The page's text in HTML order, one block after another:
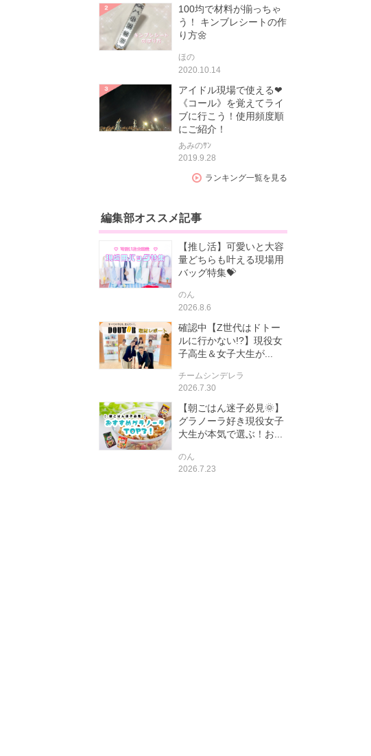
100均で材料が揃っちゃ
う！ キンブレシートの作
り方🌼
ほの
2020.10.14
アイドル現場で使える❤
《コール》を覚えてライ
ブに行こう！使用頻度順
にご紹介！
あみのｻﾝ
2019.9.28
ランキング一覧を見る
編集部オススメ記事
【推し活】可愛いと大容
量どちらも叶える現場用
バッグ特集💝
のん
2026.8.6
確認中【Z世代はドトー
ルに行かない!?】現役女
子高生＆女子大生が...
チームシンデレラ
2026.7.30
【朝ごはん迷子必見🌞】
グラノーラ好き現役女子
大生が本気で選ぶ！お...
のん
2026.7.23